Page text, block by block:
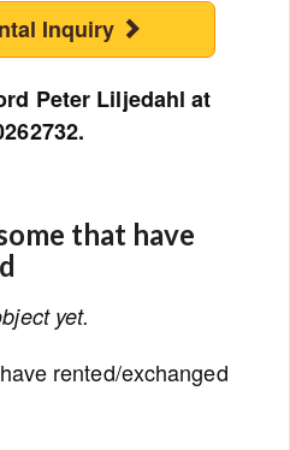
Inquiry
Peter Liljedahl at
that have
yet.
rented/exchanged